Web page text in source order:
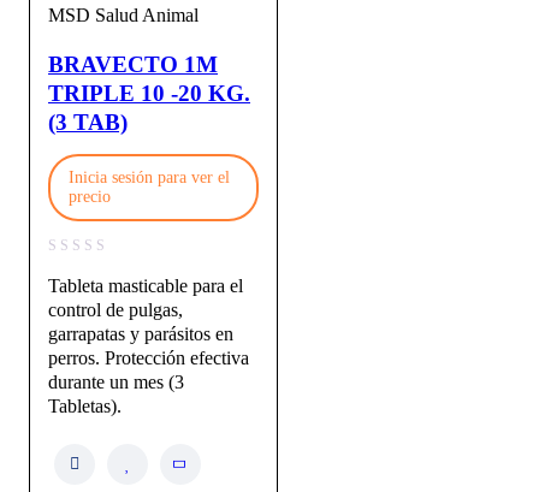
MSD Salud Animal
BRAVECTO 1M
TRIPLE 10 -20 KG.
(3 TAB)
Inicia sesión para ver el
precio
Tableta masticable para el
control de pulgas,
garrapatas y parásitos en
perros. Protección efectiva
durante un mes (3
Tabletas).